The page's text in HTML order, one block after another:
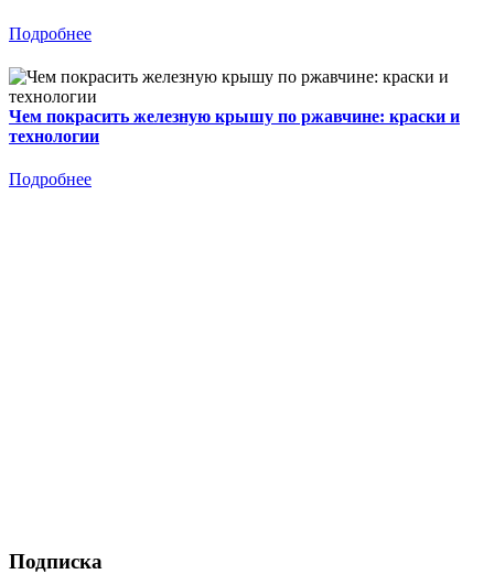
Подробнее
Чем покрасить железную крышу по ржавчине: краски и
технологии
Подробнее
Подписка